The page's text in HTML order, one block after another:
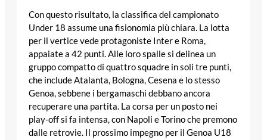
Con questo risultato, la classifica del campionato
Under 18 assume una fisionomia più chiara. La lotta
per il vertice vede protagoniste Inter e Roma,
appaiate a 42 punti. Alle loro spalle si delinea un
gruppo compatto di quattro squadre in soli tre punti,
che include Atalanta, Bologna, Cesena e lo stesso
Genoa, sebbene i bergamaschi debbano ancora
recuperare una partita. La corsa per un posto nei
play-off si fa intensa, con Napoli e Torino che premono
dalle retrovie. Il prossimo impegno per il Genoa U18